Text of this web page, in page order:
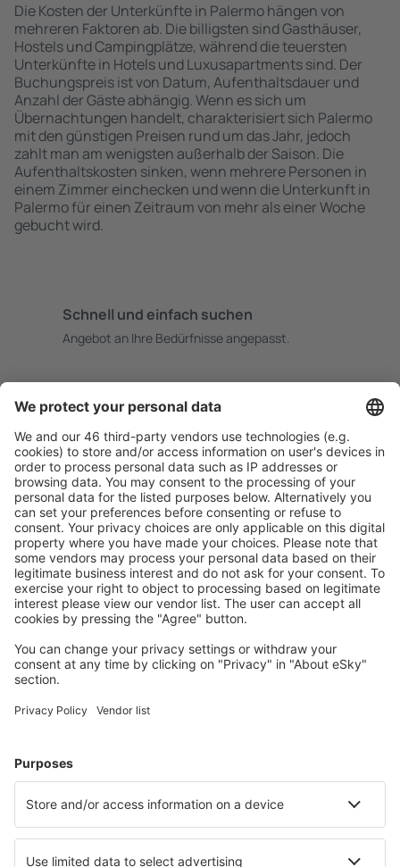
Die Kosten der Unterkünfte in Palermo hängen von
mehreren Faktoren ab. Die billigsten sind Gasthäuser,
Hostels und Campingplätze, während die teuersten
Unterkünfte in Hotels und Luxusapartments sind. Der
Buchungspreis ist von Datum, Aufenthaltsdauer und
Anzahl der Gäste abhängig. Wenn es sich um
Übernachtungen handelt, charakterisiert sich Palermo
mit den günstigen Preisen rund um das Jahr, jedoch
zahlt man am wenigsten außerhalb der Saison. Die
Aufenthaltskosten sinken, wenn mehrere Personen in
einem Zimmer einchecken und wenn die Unterkunft in
Palermo für einen Zeitraum von mehr als einer Woche
gebucht wird.
Schnell und einfach suchen
Angebot an Ihre Bedürfnisse angepasst.
Buchen ohne Sorgen mit einer kostenlosen
Stornierungsoption.
Mehr sparen
Attraktive Preise und Spezialangebote für eingeloggte
Benutzer.
Unterkünfte, die Sie mögen
Wählen Sie aus über 1,3 Millionen Unterkünften: Hotels,
Hütten, Apartments und andere.
Meist gesuchte Unterkünfte von eSky Nutzern
Unterkünfte in Italien - Beliebte Städte
Unterkunft in Rom Unterkunft in Florenz
Unterkunft in Nardo Unterkunft in Porlezza